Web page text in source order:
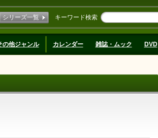
キーワード検索
シリーズ一覧
の他ジャンル カレンダー 雑誌・ムック DVD